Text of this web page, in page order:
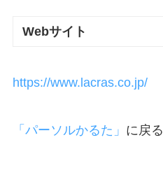
Webサイト
https://www.lacras.co.jp/
「パーソルかるた」 に戻る